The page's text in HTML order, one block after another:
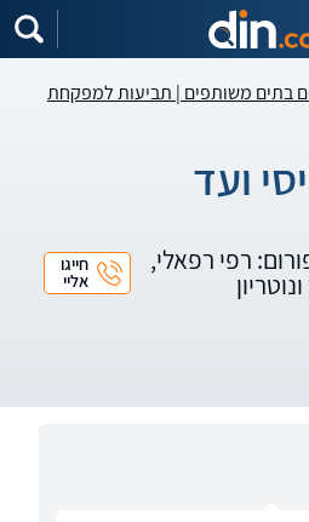
בתים משותפים | תביעות למפקחת
ועד
רפי רפאלי, חייגו
אליי